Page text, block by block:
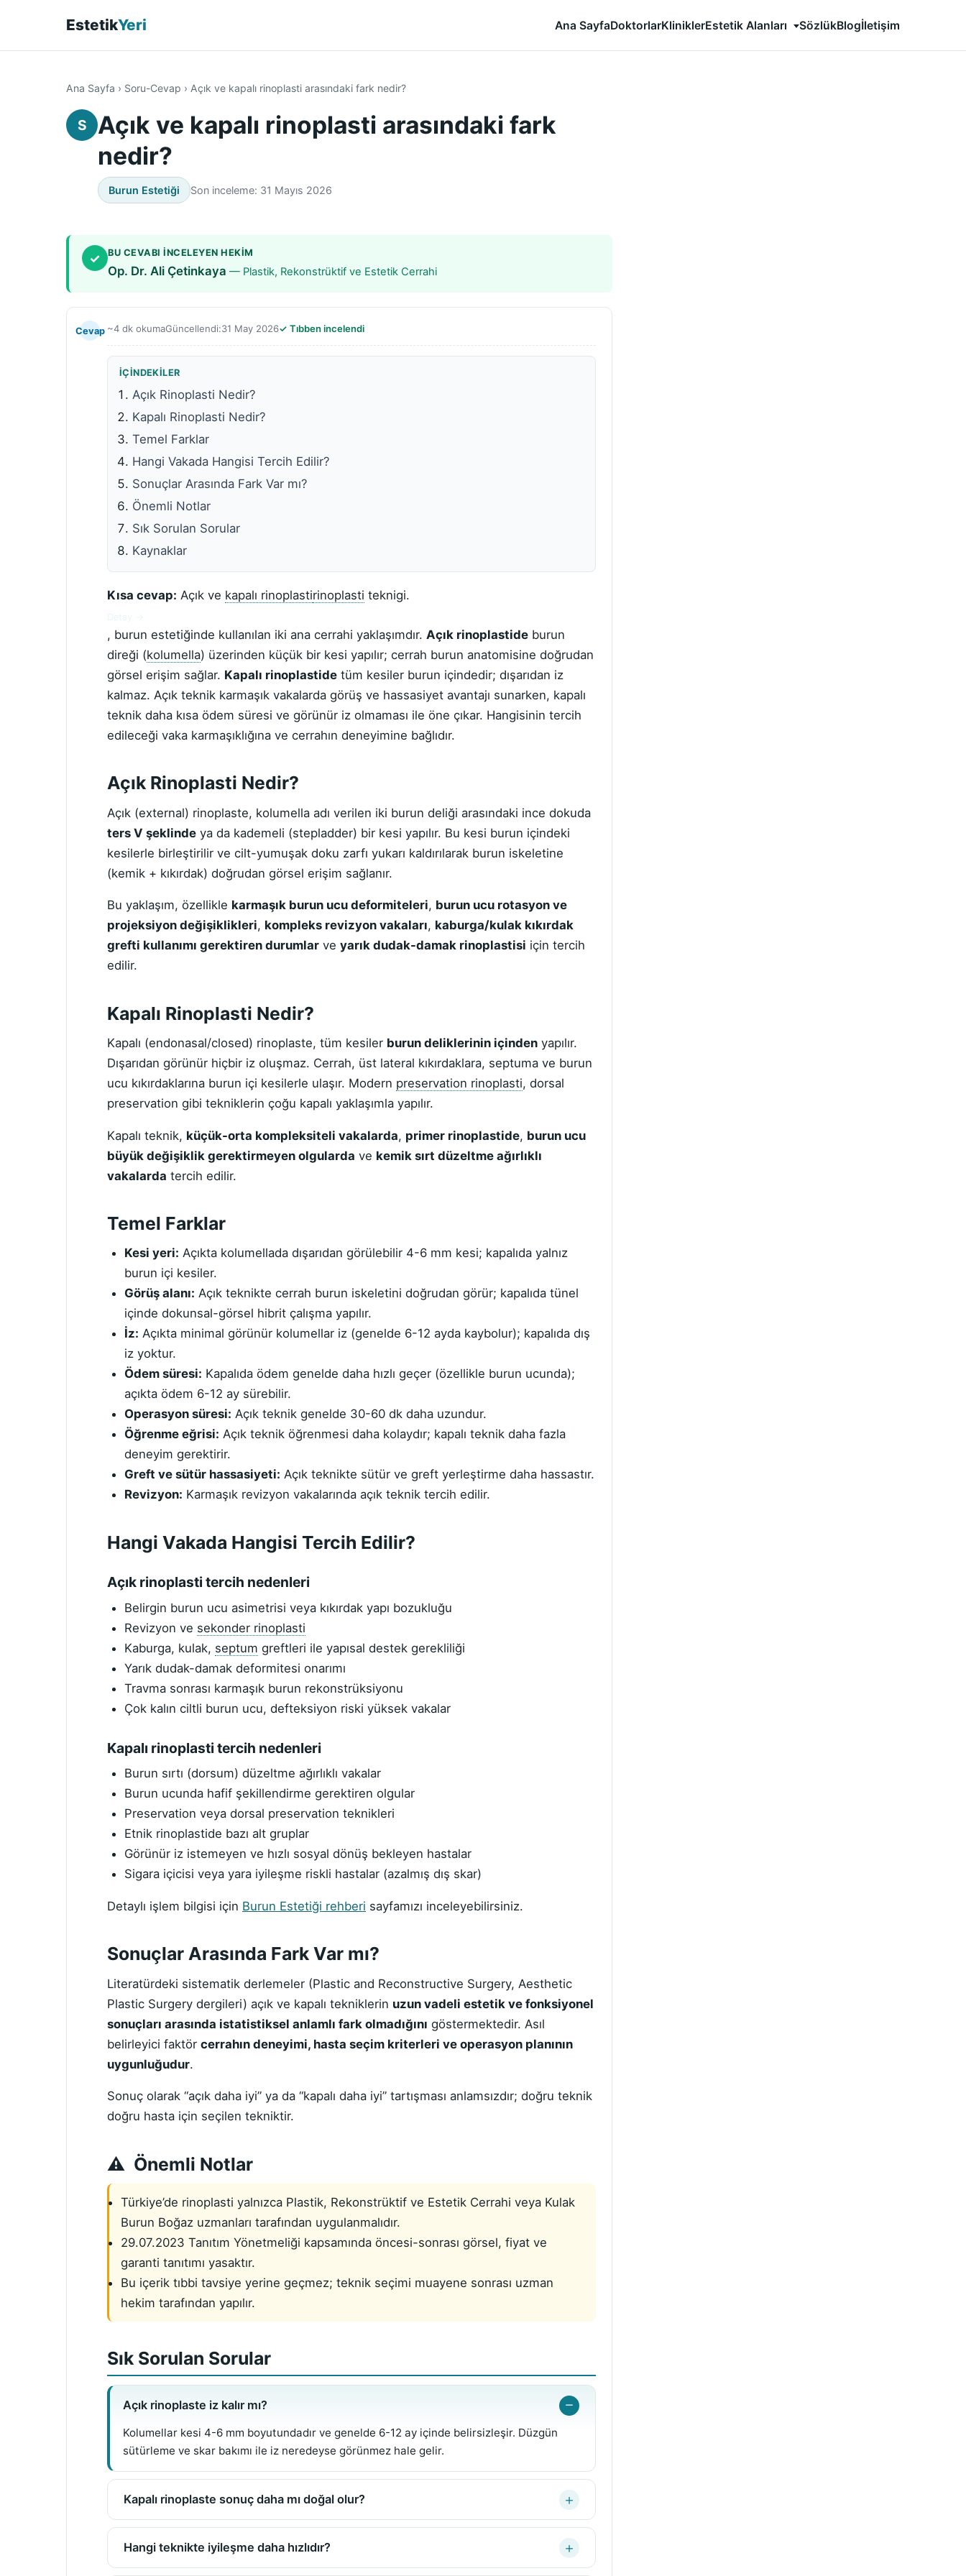
EstetikYeri Ana SayfaDoktorlarKliniklerEstetik Alanları SözlükBlogİletişim
Ana Sayfa › Soru-Cevap › Açık ve kapalı rinoplasti arasındaki fark nedir?
S
Açık ve kapalı rinoplasti arasındaki fark
nedir?
Burun Estetiği Son inceleme: 31 Mayıs 2026
✓ BU CEVABI INCELEYEN HEKIM
Op. Dr. Ali Çetinkaya — Plastik, Rekonstrüktif ve Estetik Cerrahi
Cevap ~4 dk okumaGüncellendi:31 May 2026 Tıbben incelendi
İÇINDEKILER
Açık Rinoplasti Nedir?
Kapalı Rinoplasti Nedir?
Temel Farklar
Hangi Vakada Hangisi Tercih Edilir?
Sonuçlar Arasında Fark Var mı?
Önemli Notlar
Sık Sorulan Sorular
Kaynaklar
Kısa cevap: Açık ve kapalı rinoplastirinoplasti teknigi.
, burun estetiğinde kullanılan iki ana cerrahi yaklaşımdır. Açık rinoplastide burun
direği (kolumella) üzerinden küçük bir kesi yapılır; cerrah burun anatomisine doğrudan
görsel erişim sağlar. Kapalı rinoplastide tüm kesiler burun içindedir; dışarıdan iz
kalmaz. Açık teknik karmaşık vakalarda görüş ve hassasiyet avantajı sunarken, kapalı
teknik daha kısa ödem süresi ve görünür iz olmaması ile öne çıkar. Hangisinin tercih
edileceği vaka karmaşıklığına ve cerrahın deneyimine bağlıdır.
Açık Rinoplasti Nedir?
Açık (external) rinoplaste, kolumella adı verilen iki burun deliği arasındaki ince dokuda
ters V şeklinde ya da kademeli (stepladder) bir kesi yapılır. Bu kesi burun içindeki
kesilerle birleştirilir ve cilt-yumuşak doku zarfı yukarı kaldırılarak burun iskeletine
(kemik + kıkırdak) doğrudan görsel erişim sağlanır.
Bu yaklaşım, özellikle karmaşık burun ucu deformiteleri, burun ucu rotasyon ve
projeksiyon değişiklikleri, kompleks revizyon vakaları, kaburga/kulak kıkırdak
grefti kullanımı gerektiren durumlar ve yarık dudak-damak rinoplastisi için tercih
edilir.
Kapalı Rinoplasti Nedir?
Kapalı (endonasal/closed) rinoplaste, tüm kesiler burun deliklerinin içinden yapılır.
Dışarıdan görünür hiçbir iz oluşmaz. Cerrah, üst lateral kıkırdaklara, septuma ve burun
ucu kıkırdaklarına burun içi kesilerle ulaşır. Modern preservation rinoplasti, dorsal
preservation gibi tekniklerin çoğu kapalı yaklaşımla yapılır.
Kapalı teknik, küçük-orta kompleksiteli vakalarda, primer rinoplastide, burun ucu
büyük değişiklik gerektirmeyen olgularda ve kemik sırt düzeltme ağırlıklı
vakalarda tercih edilir.
Temel Farklar
Kesi yeri: Açıkta kolumellada dışarıdan görülebilir 4-6 mm kesi; kapalıda yalnız
burun içi kesiler.
Görüş alanı: Açık teknikte cerrah burun iskeletini doğrudan görür; kapalıda tünel
içinde dokunsal-görsel hibrit çalışma yapılır.
İz: Açıkta minimal görünür kolumellar iz (genelde 6-12 ayda kaybolur); kapalıda dış
iz yoktur.
Ödem süresi: Kapalıda ödem genelde daha hızlı geçer (özellikle burun ucunda);
açıkta ödem 6-12 ay sürebilir.
Operasyon süresi: Açık teknik genelde 30-60 dk daha uzundur.
Öğrenme eğrisi: Açık teknik öğrenmesi daha kolaydır; kapalı teknik daha fazla
deneyim gerektirir.
Greft ve sütür hassasiyeti: Açık teknikte sütür ve greft yerleştirme daha hassastır.
Revizyon: Karmaşık revizyon vakalarında açık teknik tercih edilir.
Hangi Vakada Hangisi Tercih Edilir?
Açık rinoplasti tercih nedenleri
Belirgin burun ucu asimetrisi veya kıkırdak yapı bozukluğu
Revizyon ve sekonder rinoplasti
Kaburga, kulak, septum greftleri ile yapısal destek gerekliliği
Yarık dudak-damak deformitesi onarımı
Travma sonrası karmaşık burun rekonstrüksiyonu
Çok kalın ciltli burun ucu, defteksiyon riski yüksek vakalar
Kapalı rinoplasti tercih nedenleri
Burun sırtı (dorsum) düzeltme ağırlıklı vakalar
Burun ucunda hafif şekillendirme gerektiren olgular
Preservation veya dorsal preservation teknikleri
Etnik rinoplastide bazı alt gruplar
Görünür iz istemeyen ve hızlı sosyal dönüş bekleyen hastalar
Sigara içicisi veya yara iyileşme riskli hastalar (azalmış dış skar)
Detaylı işlem bilgisi için Burun Estetiği rehberi sayfamızı inceleyebilirsiniz.
Sonuçlar Arasında Fark Var mı?
Literatürdeki sistematik derlemeler (Plastic and Reconstructive Surgery, Aesthetic
Plastic Surgery dergileri) açık ve kapalı tekniklerin uzun vadeli estetik ve fonksiyonel
sonuçları arasında istatistiksel anlamlı fark olmadığını göstermektedir. Asıl
belirleyici faktör cerrahın deneyimi, hasta seçim kriterleri ve operasyon planının
uygunluğudur.
Sonuç olarak “açık daha iyi” ya da “kapalı daha iyi” tartışması anlamsızdır; doğru teknik
doğru hasta için seçilen tekniktir.
Önemli Notlar
Türkiye’de rinoplasti yalnızca Plastik, Rekonstrüktif ve Estetik Cerrahi veya Kulak
Burun Boğaz uzmanları tarafından uygulanmalıdır.
29.07.2023 Tanıtım Yönetmeliği kapsamında öncesi-sonrası görsel, fiyat ve
garanti tanıtımı yasaktır.
Bu içerik tıbbi tavsiye yerine geçmez; teknik seçimi muayene sonrası uzman
hekim tarafından yapılır.
Sık Sorulan Sorular
Açık rinoplaste iz kalır mı?
Kolumellar kesi 4-6 mm boyutundadır ve genelde 6-12 ay içinde belirsizleşir. Düzgün
sütürleme ve skar bakımı ile iz neredeyse görünmez hale gelir.
Kapalı rinoplaste sonuç daha mı doğal olur?
Hangi teknikte iyileşme daha hızlıdır?